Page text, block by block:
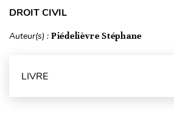
DROIT CIVIL
Auteur(s) : Piédelièvre Stéphane
LIVRE